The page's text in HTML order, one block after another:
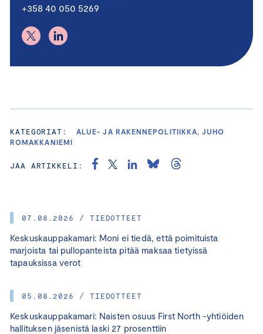
07.08.2026 / TIEDOTTEET
Keskuskauppakamari: Moni ei tiedä, että poimituista
marjoista tai pullopanteista pitää maksaa tietyissä
tapauksissa verot
05.08.2026 / TIEDOTTEET
Keskuskauppakamari: Naisten osuus First North -yhtiöiden
hallituksen jäsenistä laski 27 prosenttiin
+358 40 050 5269
KATEGORIAT:
ALUE- JA RAKENNEPOLITIIKKA, JUHO
ROMAKKANIEMI
JAA ARTIKKELI: